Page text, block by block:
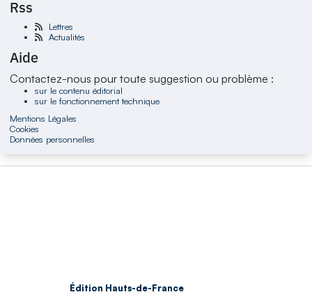
Rss
Lettres
Actualités
Aide
Contactez-nous pour toute suggestion ou problème :
sur le contenu éditorial
sur le fonctionnement technique
Mentions Légales
Cookies
Données personnelles
Édition Hauts-de-France